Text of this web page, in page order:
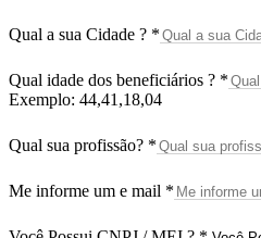
Qual a sua Cidade ? *
Qual idade dos beneficiários ? *
Exemplo: 44,41,18,04
Qual sua profissão? *
Me informe um e mail *